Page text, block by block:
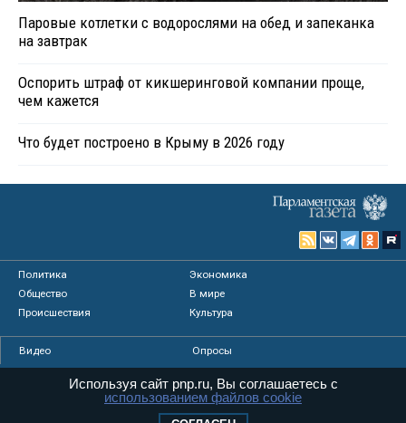
Паровые котлетки с водорослями на обед и запеканка
на завтрак
Оспорить штраф от кикшеринговой компании проще,
чем кажется
Что будет построено в Крыму в 2026 году
Политика
Экономика
Общество
В мире
Происшествия
Культура
Видео
Опросы
Фото
Персоны
Регионы
Интервью
Используя сайт pnp.ru, Вы соглашаетесь с
использованием файлов cookie